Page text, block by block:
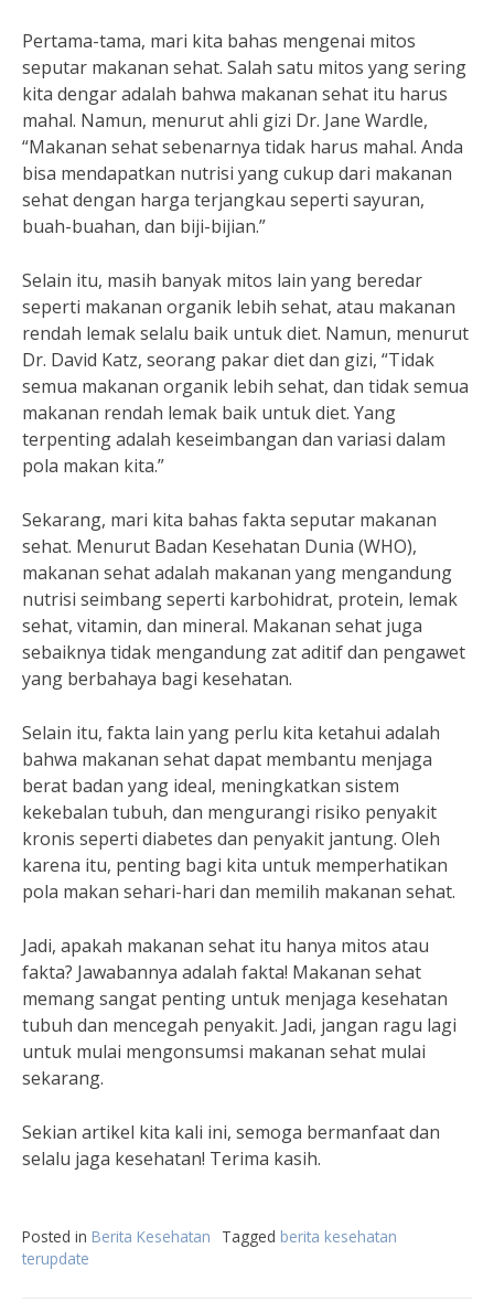
Pertama-tama, mari kita bahas mengenai mitos
seputar makanan sehat. Salah satu mitos yang sering
kita dengar adalah bahwa makanan sehat itu harus
mahal. Namun, menurut ahli gizi Dr. Jane Wardle,
“Makanan sehat sebenarnya tidak harus mahal. Anda
bisa mendapatkan nutrisi yang cukup dari makanan
sehat dengan harga terjangkau seperti sayuran,
buah-buahan, dan biji-bijian.”
Selain itu, masih banyak mitos lain yang beredar
seperti makanan organik lebih sehat, atau makanan
rendah lemak selalu baik untuk diet. Namun, menurut
Dr. David Katz, seorang pakar diet dan gizi, “Tidak
semua makanan organik lebih sehat, dan tidak semua
makanan rendah lemak baik untuk diet. Yang
terpenting adalah keseimbangan dan variasi dalam
pola makan kita.”
Sekarang, mari kita bahas fakta seputar makanan
sehat. Menurut Badan Kesehatan Dunia (WHO),
makanan sehat adalah makanan yang mengandung
nutrisi seimbang seperti karbohidrat, protein, lemak
sehat, vitamin, dan mineral. Makanan sehat juga
sebaiknya tidak mengandung zat aditif dan pengawet
yang berbahaya bagi kesehatan.
Selain itu, fakta lain yang perlu kita ketahui adalah
bahwa makanan sehat dapat membantu menjaga
berat badan yang ideal, meningkatkan sistem
kekebalan tubuh, dan mengurangi risiko penyakit
kronis seperti diabetes dan penyakit jantung. Oleh
karena itu, penting bagi kita untuk memperhatikan
pola makan sehari-hari dan memilih makanan sehat.
Jadi, apakah makanan sehat itu hanya mitos atau
fakta? Jawabannya adalah fakta! Makanan sehat
memang sangat penting untuk menjaga kesehatan
tubuh dan mencegah penyakit. Jadi, jangan ragu lagi
untuk mulai mengonsumsi makanan sehat mulai
sekarang.
Sekian artikel kita kali ini, semoga bermanfaat dan
selalu jaga kesehatan! Terima kasih.
Posted in Berita Kesehatan Tagged berita kesehatan
terupdate